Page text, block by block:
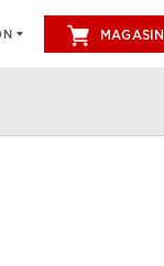
MAGASIN